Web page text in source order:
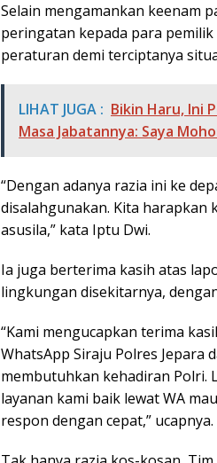
Selain mengamankan keenam
peringatan kepada para
peraturan demi terciptanya
LIHAT JUGA : Bikin Haru, Ini
Masa Jabatannya: Saya
“Dengan adanya razia ini ke
disalahgunakan. Kita
asusila,” kata Iptu Dwi.
Ia juga berterima kasih atas
lingkungan disekitarnya,
“Kami mengucapkan terima
WhatsApp Siraju Polres Jepara
membutuhkan kehadiran Polri.
layanan kami baik lewat WA
respon dengan cepat,” ucapnya.